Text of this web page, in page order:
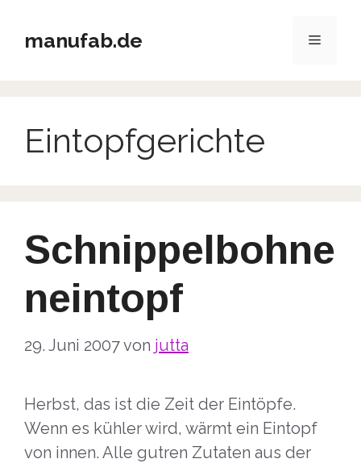
Inhaltmanufab.de Menü
Eintopfgerichte
Schnippelbohne
neintopf
29. Juni 2007von jutta
Herbst, das ist die Zeit der Eintöpfe.
Wenn es kühler wird, wärmt ein Eintopf
von innen. Alle gutren Zutaten aus der